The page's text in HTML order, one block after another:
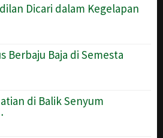
Dicari dalam Kegelapan
Berbaju Baja di Semesta
di Balik Senyum